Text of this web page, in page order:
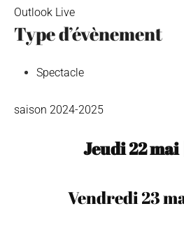
Outlook Live
Type d’évènement
Spectacle
saison 2024-2025
Jeudi 22 mai
Vendredi 23